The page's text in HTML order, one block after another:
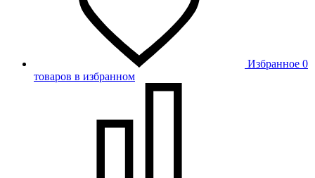
Избранное 0
товаров в избранном